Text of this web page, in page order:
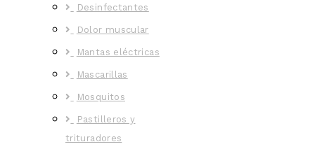
Desinfectantes
Dolor muscular
Mantas eléctricas
Mascarillas
Mosquitos
Pastilleros y
trituradores